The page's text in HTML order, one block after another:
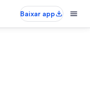
Baixar app